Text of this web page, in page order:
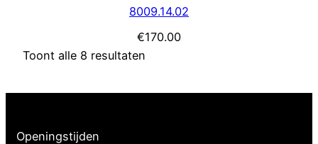
8009.14.02
€170.00
Toont alle 8 resultaten
Openingstijden